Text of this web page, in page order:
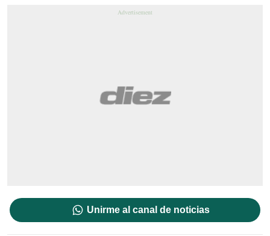
Unirme al canal de noticias